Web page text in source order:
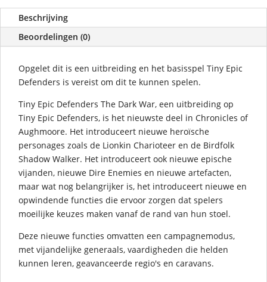
Beschrijving
Beoordelingen (0)
Opgelet dit is een uitbreiding en het basisspel Tiny Epic
Defenders is vereist om dit te kunnen spelen.
Tiny Epic Defenders The Dark War, een uitbreiding op
Tiny Epic Defenders, is het nieuwste deel in Chronicles of
Aughmoore. Het introduceert nieuwe heroïsche
personages zoals de Lionkin Charioteer en de Birdfolk
Shadow Walker. Het introduceert ook nieuwe epische
vijanden, nieuwe Dire Enemies en nieuwe artefacten,
maar wat nog belangrijker is, het introduceert nieuwe en
opwindende functies die ervoor zorgen dat spelers
moeilijke keuzes maken vanaf de rand van hun stoel.
Deze nieuwe functies omvatten een campagnemodus,
met vijandelijke generaals, vaardigheden die helden
kunnen leren, geavanceerde regio's en caravans.